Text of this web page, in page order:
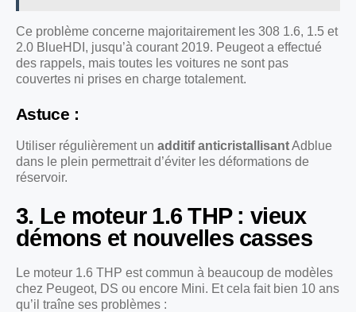
Ce problème concerne majoritairement les 308 1.6, 1.5 et
2.0 BlueHDI, jusqu’à courant 2019. Peugeot a effectué
des rappels, mais toutes les voitures ne sont pas
couvertes ni prises en charge totalement.
Astuce :
Utiliser régulièrement un additif anticristallisantAdblue
dans le plein permettrait d’éviter les déformations de
réservoir.
3. Le moteur 1.6 THP : vieux
démons et nouvelles casses
Le moteur 1.6 THP est commun à beaucoup de modèles
chez Peugeot, DS ou encore Mini. Et cela fait bien 10 ans
qu’il traîne ses problèmes :